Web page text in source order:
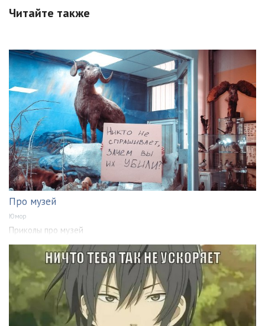
Читайте также
Про музей
Юмор
Приколы про музей